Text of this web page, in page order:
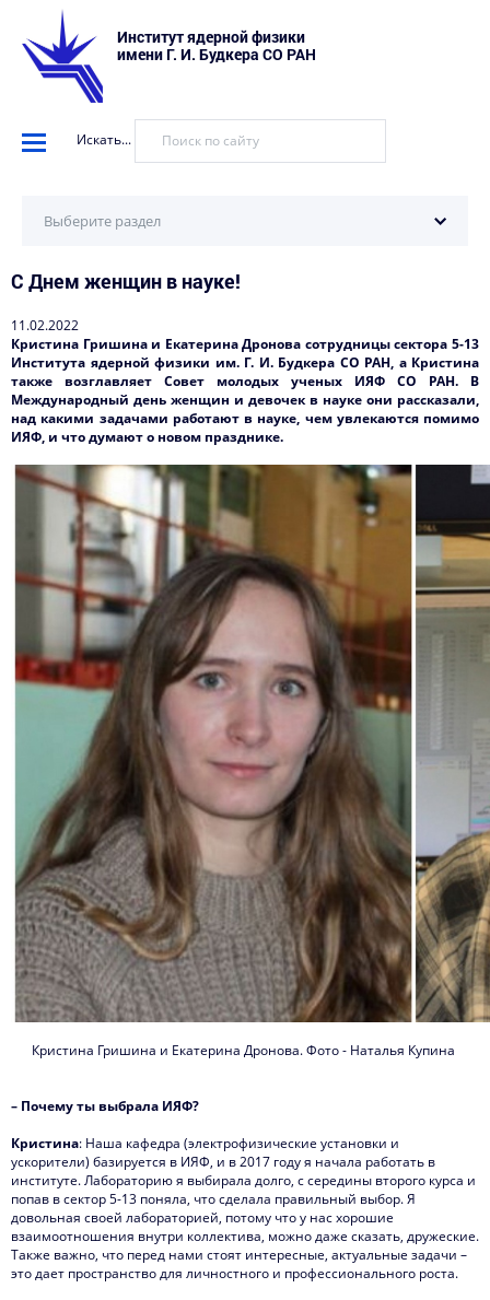
Институт ядерной физики
имени Г. И. Будкера СО РАН
Искать...
Научные установки
События
Новости
Наука в деталях
Видеоматериалы о нас
Интервью директора
Контакты
Выберите раздел
С Днем женщин в науке!
11.02.2022
Кристина Гришина и Екатерина Дронова сотрудницы сектора 5-13
Института ядерной физики им. Г. И. Будкера СО РАН, а Кристина
также возглавляет Совет молодых ученых ИЯФ СО РАН. В
Международный день женщин и девочек в науке они рассказали,
над какими задачами работают в науке, чем увлекаются помимо
ИЯФ, и что думают о новом празднике.
Кристина Гришина и Екатерина Дронова. Фото - Наталья Купина
– Почему ты выбрала ИЯФ?
Кристина: Наша кафедра (электрофизические установки и
ускорители) базируется в ИЯФ, и в 2017 году я начала работать в
институте. Лабораторию я выбирала долго, с середины второго курса и
попав в сектор 5-13 поняла, что сделала правильный выбор. Я
довольная своей лабораторией, потому что у нас хорошие
взаимоотношения внутри коллектива, можно даже сказать, дружеские.
Также важно, что перед нами стоят интересные, актуальные задачи –
это дает пространство для личностного и профессионального роста.